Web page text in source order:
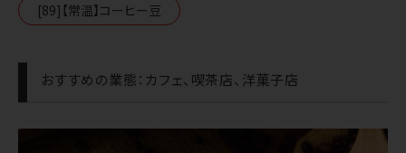
[89]【常温】コーヒー豆
おすすめの業態：カフェ、喫茶店、洋菓子店